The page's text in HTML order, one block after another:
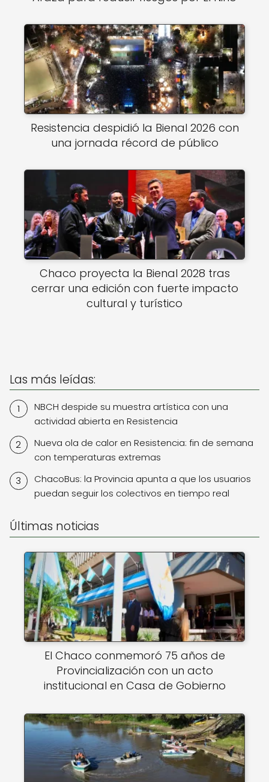
Resistencia despidió la Bienal 2026 con
una jornada récord de público
Chaco proyecta la Bienal 2028 tras
cerrar una edición con fuerte impacto
cultural y turístico
Las más leídas:
NBCH despide su muestra artística con una
actividad abierta en Resistencia
Nueva ola de calor en Resistencia: fin de semana
con temperaturas extremas
ChacoBus: la Provincia apunta a que los usuarios
puedan seguir los colectivos en tiempo real
Últimas noticias
El Chaco conmemoró 75 años de
Provincialización con un acto
institucional en Casa de Gobierno